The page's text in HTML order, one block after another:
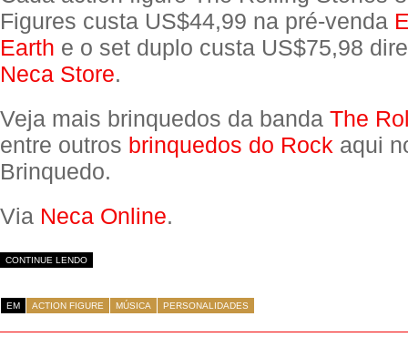
Figures custa US$44,99 na pré-venda
Earth e o set duplo custa US$75,98
Neca Store.
Veja mais brinquedos da banda The
entre outros brinquedos do Rock aqui
Brinquedo.
Via Neca Online.
CONTINUE LENDO
EM ACTION FIGURE MÚSICA PERSONALIDADES